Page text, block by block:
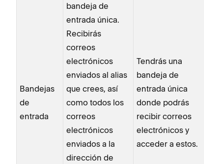
Bandejas
de
entrada
bandeja de
entrada única.
Recibirás
correos
electrónicos
enviados al alias
que crees, así
como todos los
correos
electrónicos
enviados a la
dirección de
Tendrás una
bandeja de
entrada única
donde podrás
recibir correos
electrónicos y
acceder a estos.